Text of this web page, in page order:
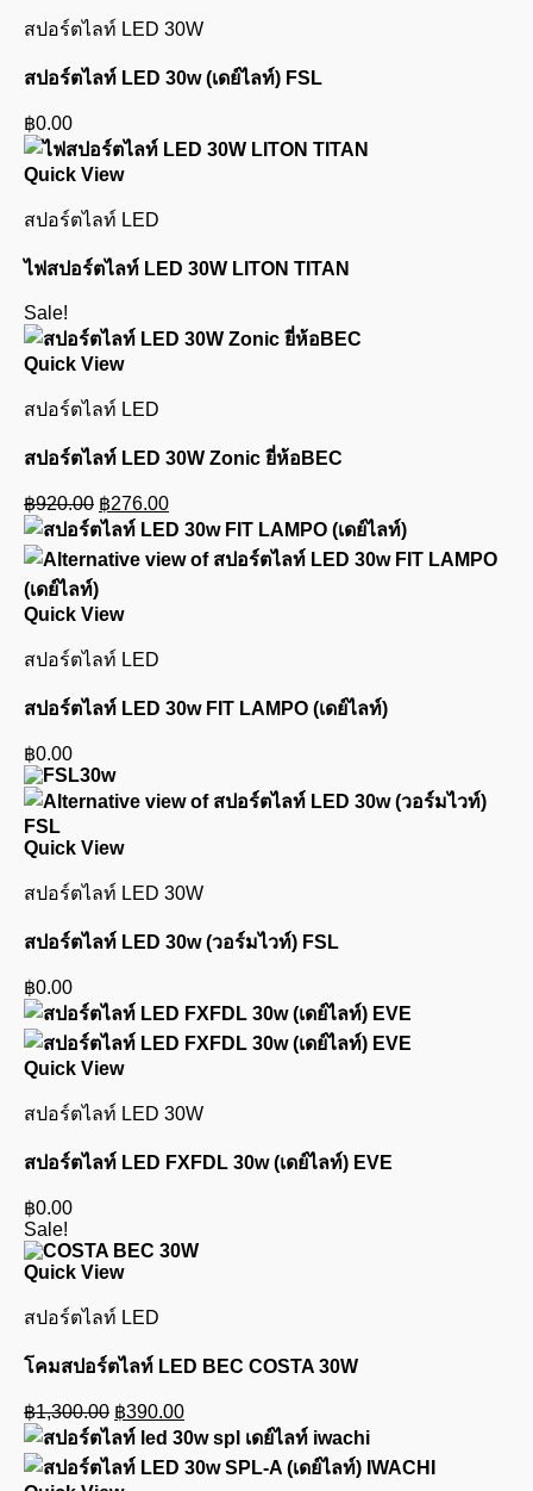
สปอร์ตไลท์ LED 30W
สปอร์ตไลท์ LED 30w (เดย์ไลท์) FSL
฿0.00
Quick View
สปอร์ตไลท์ LED
ไฟสปอร์ตไลท์ LED 30W LITON TITAN
Sale!
Quick View
สปอร์ตไลท์ LED
สปอร์ตไลท์ LED 30W Zonic ยี่ห้อBEC
฿920.00 Original
price
฿920.00.
฿276.00Current
price
฿276.00.
Quick View
สปอร์ตไลท์ LED
สปอร์ตไลท์ LED 30w FIT LAMPO (เดย์ไลท์)
฿0.00
Quick View
สปอร์ตไลท์ LED 30W
สปอร์ตไลท์ LED 30w (วอร์มไวท์) FSL
฿0.00
Quick View
สปอร์ตไลท์ LED 30W
สปอร์ตไลท์ LED FXFDL 30w (เดย์ไลท์) EVE
฿0.00
Sale!
Quick View
สปอร์ตไลท์ LED
โคมสปอร์ตไลท์ LED BEC COSTA 30W
฿1,300.00 Original
price
was:
฿1,300.00.
฿390.00Current
price
฿390.00.